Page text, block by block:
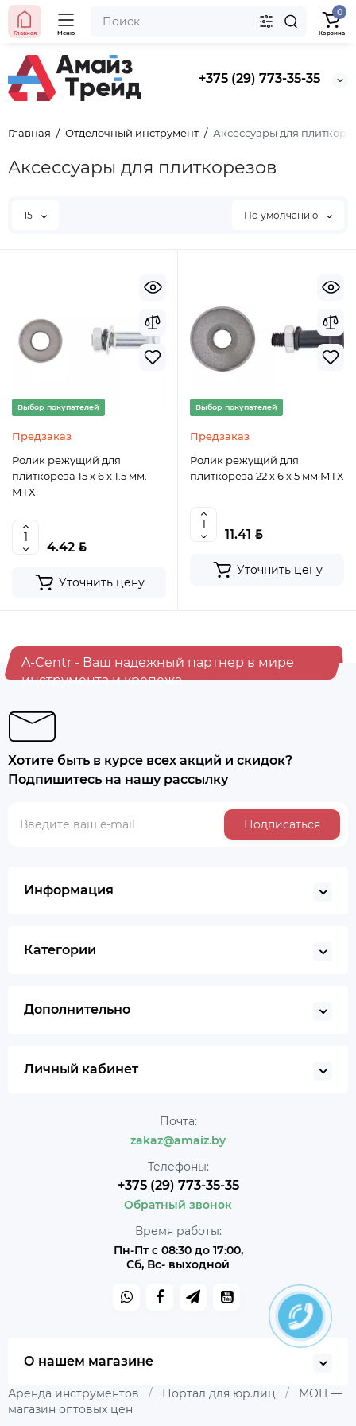
+375 (29) 773-35-35
Главная Меню
0
Корзина
Главная Отделочный инструмент Аксессуары для
Аксессуары для плиткорезов
15 По умолчанию
Выбор покупателей
Предзаказ
Ролик режущий для
плиткореза 15 x 6 x 1.5 мм.
МТХ
4.42 BYN
Уточнить цену
Выбор покупателей
Предзаказ
Ролик режущий для
плиткореза 22 х 6 х 5 мм МТХ
11.41 BYN
Уточнить цену
A-Centr - Ваш надежный партнер в мире
инструмента и крепежа
Хотите быть в курсе всех акций и скидок?
Подпишитесь на нашу рассылку
Подписаться
Информация
Категории
Дополнительно
Личный кабинет
Почта:
zakaz@amaiz.by
Телефоны:
+375 (29) 773-35-35
Обратный звонок
Время работы:
Пн-Пт с 08:30 до 17:00,
Сб, Вс- выходной
О нашем магазине
Аренда инструментов / Портал для юр.лиц /
МОЦ —
магазин оптовых цен